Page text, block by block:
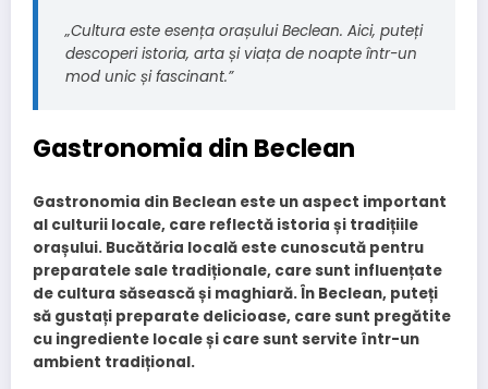
„Cultura este esența orașului Beclean. Aici, puteți
descoperi istoria, arta și viața de noapte într-un
mod unic și fascinant.”
Gastronomia din Beclean
Gastronomia din Beclean este un aspect important
al culturii locale, care reflectă istoria și tradițiile
orașului. Bucătăria locală este cunoscută pentru
preparatele sale tradiționale, care sunt influențate
de cultura săsească și maghiară. În Beclean, puteți
să gustați preparate delicioase, care sunt pregătite
cu ingrediente locale și care sunt servite într-un
ambient tradițional.